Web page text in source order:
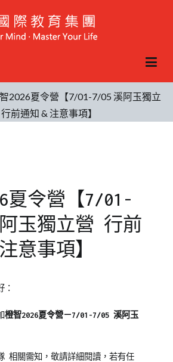
2026夏令營【7/01-7/05 溪阿玉獨立
前通知 & 注意事項】
夏令營【7/01-
玉獨立營 行前
意事項】
：
橙智2026夏令營－7/01-7/05 溪阿玉
相關需知，敬請詳細閱讀，若有任